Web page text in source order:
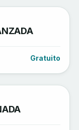
Gratuito